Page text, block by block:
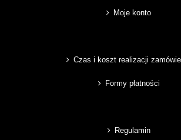
Moje konto
Czas i koszt realizacji
Formy płatności
Regulamin